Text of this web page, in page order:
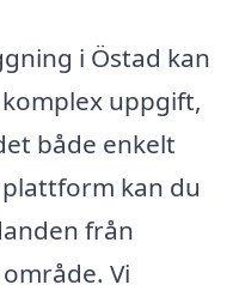
i Östad kan
uppgift,
både enkelt
kan du
från
Vi